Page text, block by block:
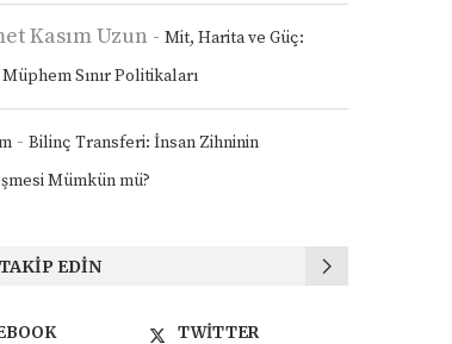
Kasım Uzun - Mit, Harita ve Güç:
Sınır Politikaları
- Bilinç Transferi: İnsan Zihninin
Mümkün mü?
EDIN
TWITTER